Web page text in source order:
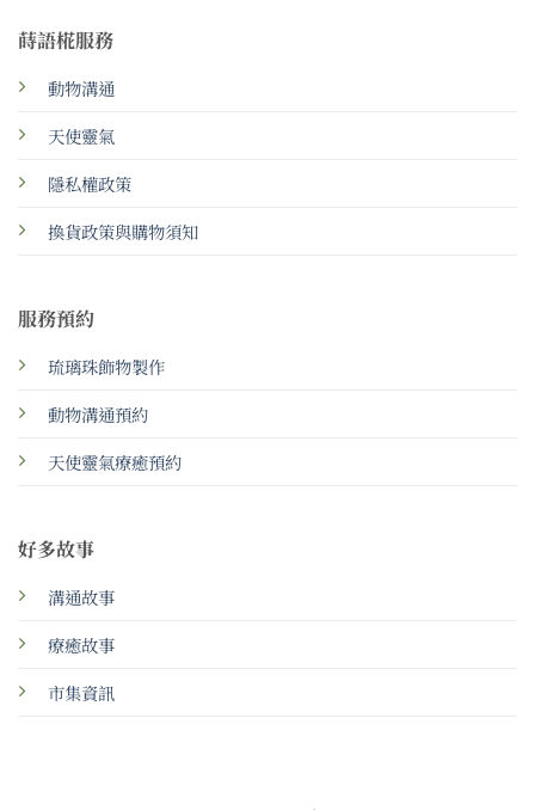
蒔語椛服務
動物溝通
天使靈氣
隱私權政策
換貨政策與購物須知
服務預約
琉璃珠飾物製作
動物溝通預約
天使靈氣療癒預約
好多故事
溝通故事
療癒故事
市集資訊